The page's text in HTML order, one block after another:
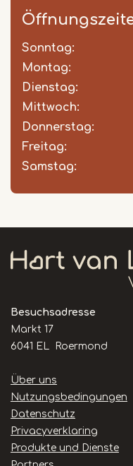
Day
Time
slot
Comment
Sonntag:
Montag:
Dienstag:
Mittwoch:
Donnerstag:
Freitag:
Samstag:
Besuchsadresse
Markt 17
6041 EL Roermond
Handige
links
Über uns
Nutzungsbedingungen
Datenschutz
Privacyverklaring
Produkte und Dienste